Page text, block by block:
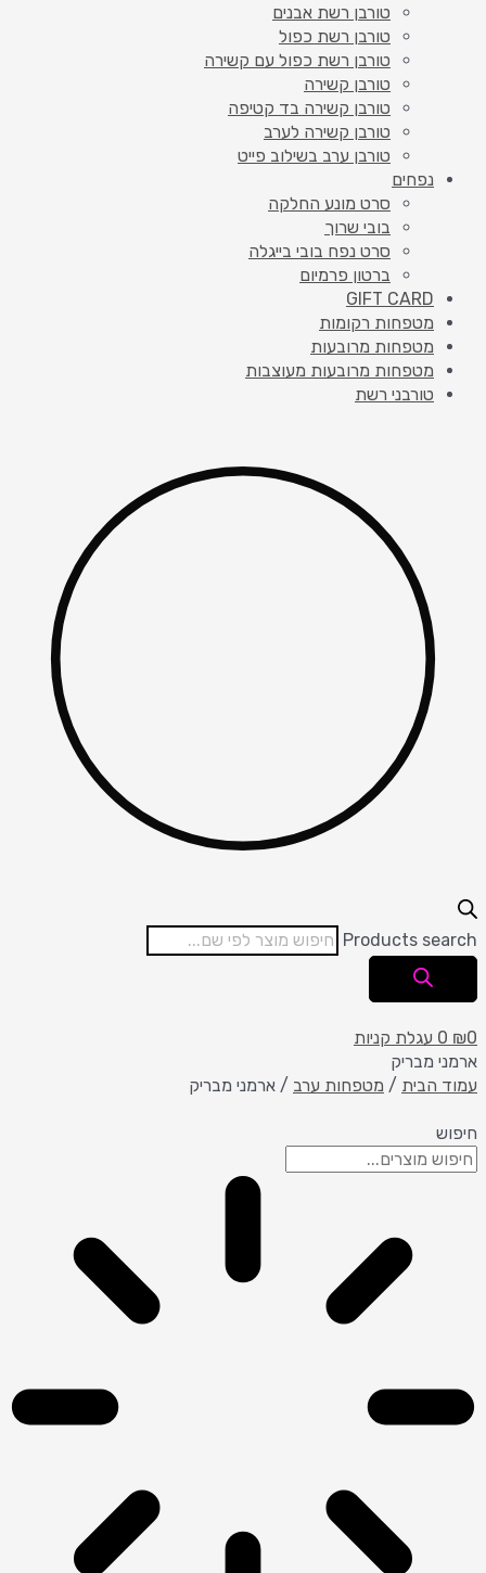
טורבן רשת אבנים
טורבן רשת כפול
טורבן רשת כפול עם קשירה
טורבן קשירה
טורבן קשירה בד קטיפה
טורבן קשירה לערב
טורבן ערב בשילוב פייט
נפחים
סרט מונע החלקה
בובי שרוך
סרט נפח בובי בייגלה
ברטון פרמיום
GIFT CARD
מטפחות רקומות
מטפחות מרובעות
מטפחות מרובעות מעוצבות
טורבני רשת
Products search
₪0
0 עגלת קניות
ארמני מבריק
עמוד הבית / מטפחות ערב / ארמני מבריק
חיפוש